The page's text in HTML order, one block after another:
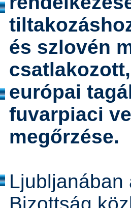
és szlovén
európai
fuvarpiaci
megőrzése.
Ljubljanában